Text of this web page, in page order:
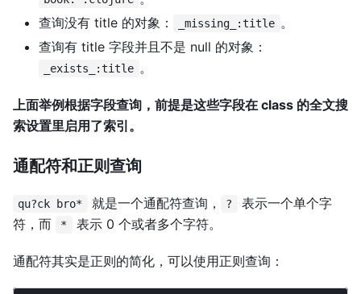
查询没有 title 的对象：
_missing_:title 。
查询有 title 字段并且不是 null 的对象：
_exists_:title 。
上面举例根据字段查询，前提是这些字段在 class 的全文搜
索设置里启用了索引。
通配符和正则查询
qu?ck bro* 就是一个通配符查询， ?
表示一个单个字
符，而
* 表示 0 个或者多个字符。
通配符其实是正则的简化，可以使用正则查询：